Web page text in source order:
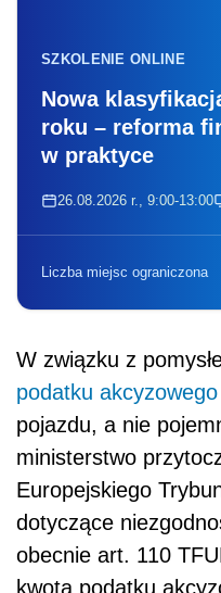
SZKOLENIE ONLINE
Nowa
roku – reforma
w praktyce
26.08.2026 r., 9:00-13:00
Liczba miejsc ograniczona
W związku z
podatku akcyzowego
pojazdu, a nie
ministerstwo
Europejskiego
dotyczące
obecnie art. 110
kwota podatku